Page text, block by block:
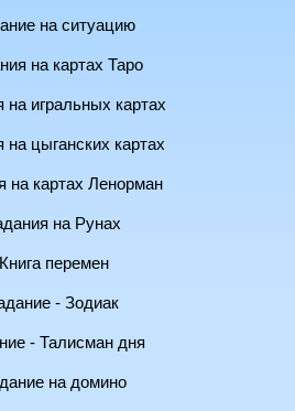
на ситуацию
на картах Таро
на игральных картах
на цыганских картах
на картах Ленорман
на Рунах
Книга перемен
- Зодиак
- Талисман дня
на домино